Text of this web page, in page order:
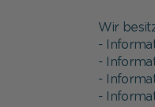
Wir
-
-
-
-